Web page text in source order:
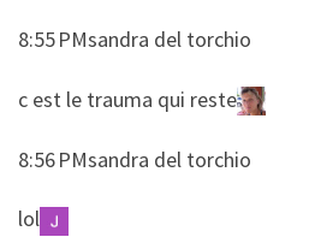
8:55 PMsandra del torchio
​​c est le trauma qui reste
8:56 PMsandra del torchio
​​lol